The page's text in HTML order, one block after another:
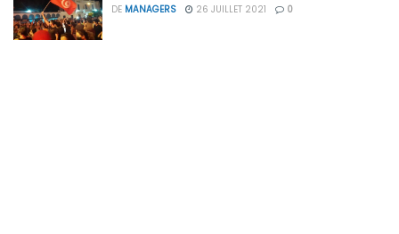
DE MANAGERS 26 JUILLET 2021 0